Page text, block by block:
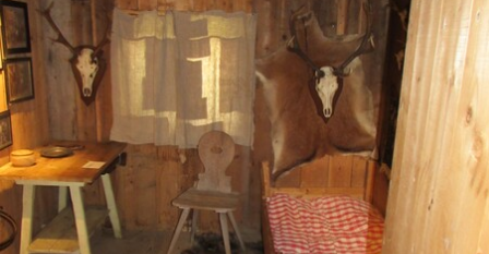
Aus dem Allgäu▼
Aus dem Allgäu
Wetter im Allgäu
Wetter im Allgäu
Die Allgäuseiten
Die Allgäuseiten
Impressum
Datenschutzerklärung
Stichwortverzeichnis
Netzwerk
Linkpartner
Unterstützung
Suchen